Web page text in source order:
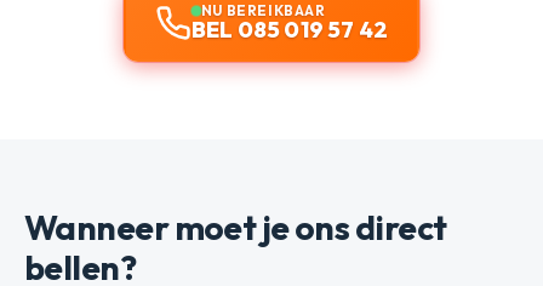
NU BEREIKBAAR
BEL 085 019 57 42
Wanneer moet je ons direct
bellen?